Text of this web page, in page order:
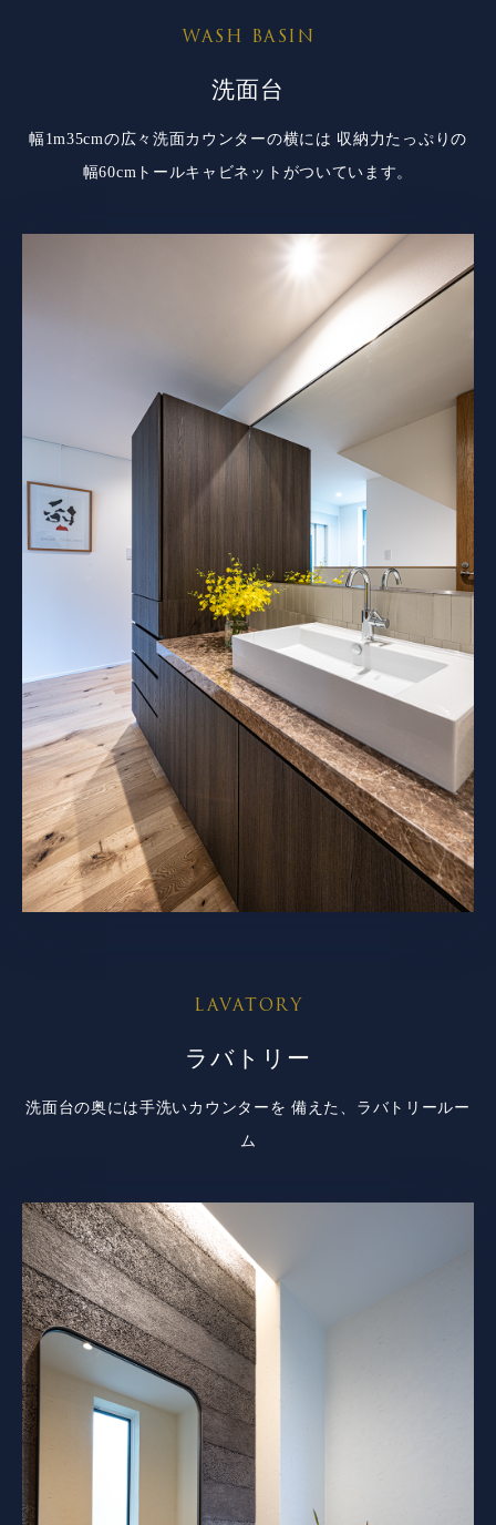
WASH BASIN
洗面台
幅1m35cmの広々洗面カウンターの横には 収納力たっぷりの
幅60cmトールキャビネットがついています。
LAVATORY
ラバトリー
洗面台の奥には手洗いカウンターを 備えた、ラバトリールー
ム